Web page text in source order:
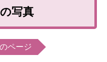
写真
ページ